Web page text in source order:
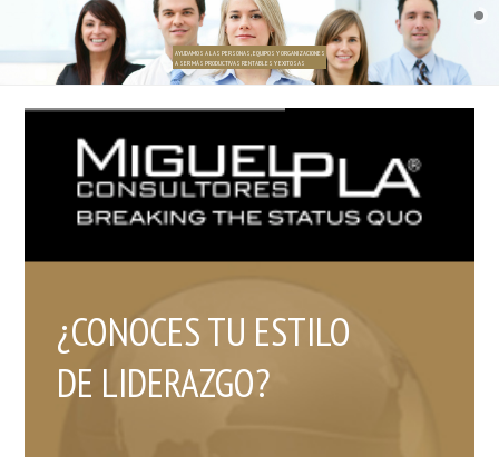
AYUDAMOS A LAS PERSONAS, EQUIPOS Y ORGANIZACIONES
A SER MÁS PRODUCTIVAS RENTABLES Y EXITOSAS
¿CONOCES TU ESTILO
DE LIDERAZGO?